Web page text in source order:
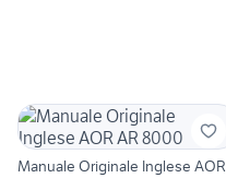
Manuale Originale Inglese AOR